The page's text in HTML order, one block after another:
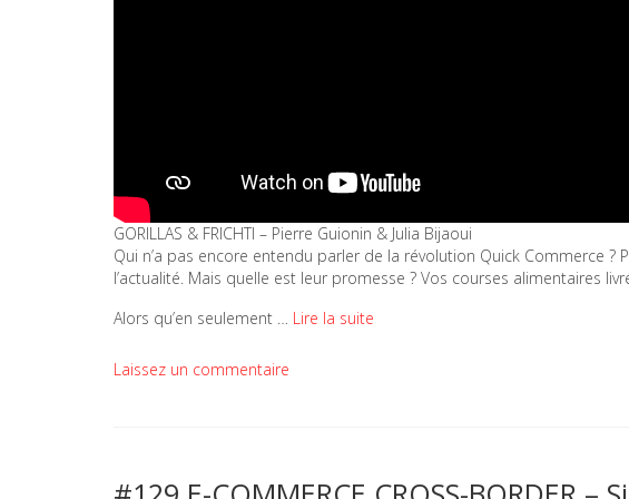
GORILLAS & FRICHTI – Pierre Guionin & Julia Bijaoui
Qui n’a pas encore entendu parler de la révolution Quick Commerce ?
l’actualité. Mais quelle est leur promesse ? Vos courses alimentaires
Alors qu’en seulement … Lire la suite
Laissez un commentaire